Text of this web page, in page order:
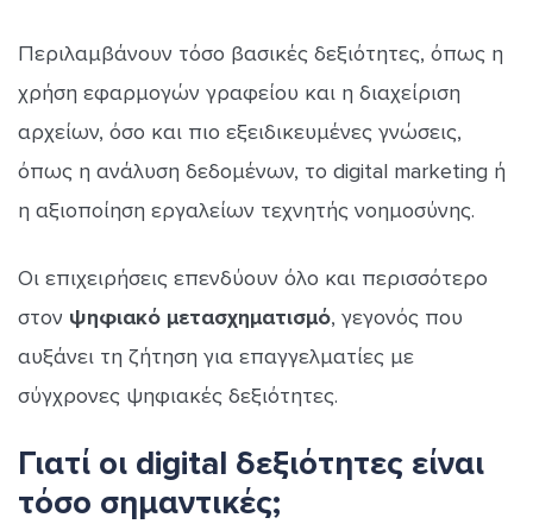
Περιλαμβάνουν τόσο βασικές δεξιότητες, όπως η
χρήση εφαρμογών γραφείου και η διαχείριση
αρχείων, όσο και πιο εξειδικευμένες γνώσεις,
όπως η ανάλυση δεδομένων, το digital marketing ή
η αξιοποίηση εργαλείων τεχνητής νοημοσύνης.
Οι επιχειρήσεις επενδύουν όλο και περισσότερο
στον ψηφιακό μετασχηματισμό, γεγονός που
αυξάνει τη ζήτηση για επαγγελματίες με
σύγχρονες ψηφιακές δεξιότητες.
Γιατί οι digital δεξιότητες είναι
τόσο σημαντικές;